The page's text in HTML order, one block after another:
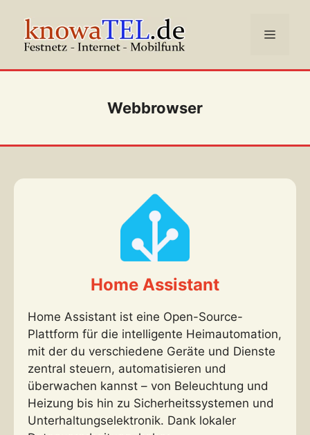
Inhalt
springen
Menü
Webbrowser
Home Assistant
Home Assistant ist eine Open-Source-
Plattform für die intelligente Heimautomation,
mit der du verschiedene Geräte und Dienste
zentral steuern, automatisieren und
überwachen kannst – von Beleuchtung und
Heizung bis hin zu Sicherheitssystemen und
Unterhaltungselektronik. Dank lokaler